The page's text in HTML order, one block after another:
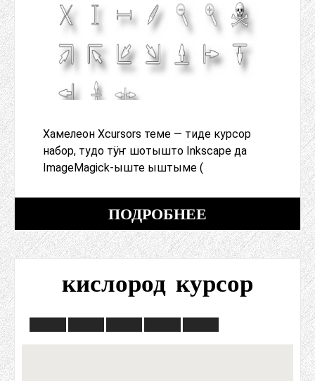
Хамелеон Xcursors теме — тиде курсор
набор, тудо тӱҥ шотышто Inkscape да
ImageMagick-ыште ыштыме (
ПОДРОБНЕЕ
кислород курсор